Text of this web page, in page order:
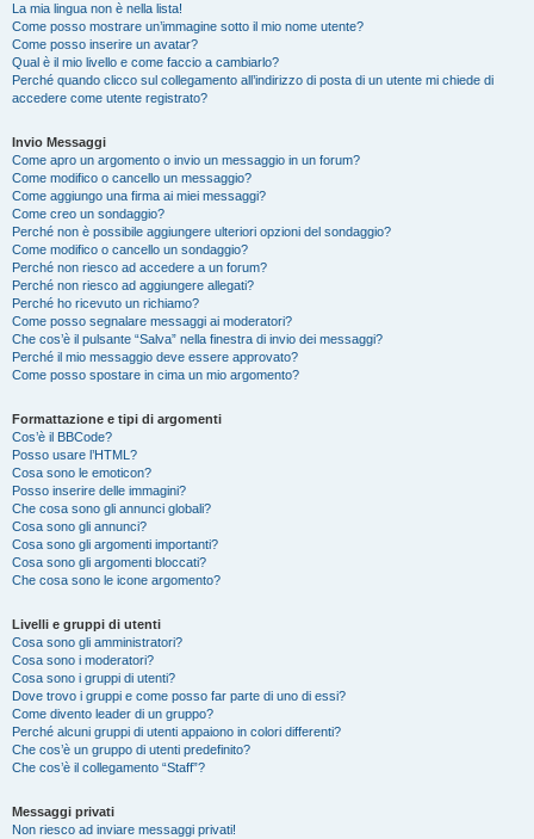
La mia lingua non è nella lista!
Come posso mostrare un’immagine sotto il mio nome utente?
Come posso inserire un avatar?
Qual è il mio livello e come faccio a cambiarlo?
Perché quando clicco sul collegamento all’indirizzo di posta di un utente mi chiede di
accedere come utente registrato?
Invio Messaggi
Come apro un argomento o invio un messaggio in un forum?
Come modifico o cancello un messaggio?
Come aggiungo una firma ai miei messaggi?
Come creo un sondaggio?
Perché non è possibile aggiungere ulteriori opzioni del sondaggio?
Come modifico o cancello un sondaggio?
Perché non riesco ad accedere a un forum?
Perché non riesco ad aggiungere allegati?
Perché ho ricevuto un richiamo?
Come posso segnalare messaggi ai moderatori?
Che cos’è il pulsante “Salva” nella finestra di invio dei messaggi?
Perché il mio messaggio deve essere approvato?
Come posso spostare in cima un mio argomento?
Formattazione e tipi di argomenti
Cos’è il BBCode?
Posso usare l’HTML?
Cosa sono le emoticon?
Posso inserire delle immagini?
Che cosa sono gli annunci globali?
Cosa sono gli annunci?
Cosa sono gli argomenti importanti?
Cosa sono gli argomenti bloccati?
Che cosa sono le icone argomento?
Livelli e gruppi di utenti
Cosa sono gli amministratori?
Cosa sono i moderatori?
Cosa sono i gruppi di utenti?
Dove trovo i gruppi e come posso far parte di uno di essi?
Come divento leader di un gruppo?
Perché alcuni gruppi di utenti appaiono in colori differenti?
Che cos’è un gruppo di utenti predefinito?
Che cos’è il collegamento “Staff”?
Messaggi privati
Non riesco ad inviare messaggi privati!